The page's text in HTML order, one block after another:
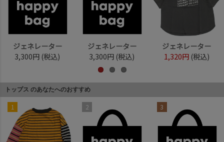
ジェネレーター
3,300円 (税込)
ジェネレーター
3,300円 (税込)
ジェネレーター
1,320円 (税込)
トップス のあなたへのおすすめ
1 2 3